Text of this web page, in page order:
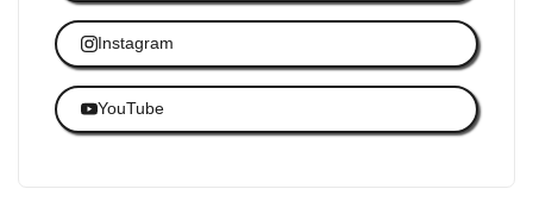
Instagram
YouTube